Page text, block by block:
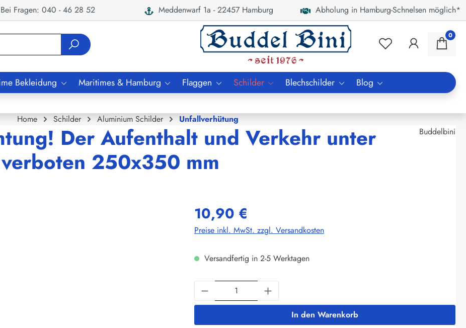
Fragen: 040 - 46 28 52 Meddenwarf 1a - 22457 Hamburg Abholung in Hamburg-Schnelsen möglich*
0
Bekleidung Maritimes & Hamburg Flaggen Schilder Blechschilder Blog
Home Schilder Aluminium Schilder Unfallverhütung
Der Aufenthalt und Verkehr unter
250x350 mm
Buddelbini
10,90 €
Preise inkl. MwSt. zzgl. Versandkosten
Versandfertig in 2-5 Werktagen
Produkt Anzahl: Gib den gewünschten Wert ein
In den Warenkorb